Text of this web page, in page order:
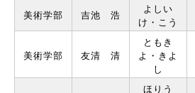
美術学部 吉池 浩
よしい
け・こう
美術学部 友清 清
ともき
よ・きよ
し
ほりう